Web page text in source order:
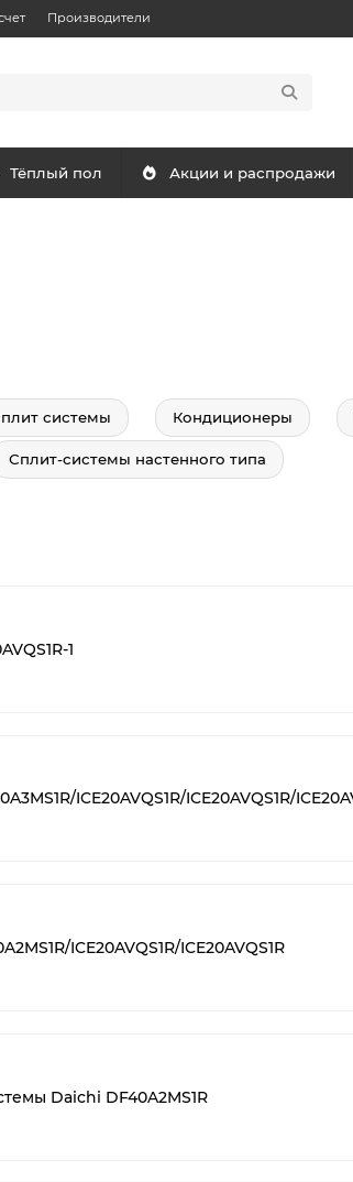
Производители
Тёплый пол Акции и распродажи
системы Кондиционеры
Сплит-системы настенного типа
1
ICE20AVQS1R/ICE20AVQS1R/
ICE20AVQS1R/ICE20AVQS1R
Daichi DF40A2MS1R